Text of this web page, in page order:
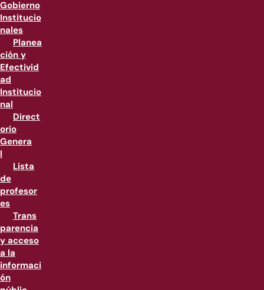
Gobierno
Institucio
nales
Planea
ción y
Efectivid
ad
Institucio
nal
Direct
orio
Genera
l
Lista
de
profesor
es
Trans
parencia
y acceso
a la
informaci
ón